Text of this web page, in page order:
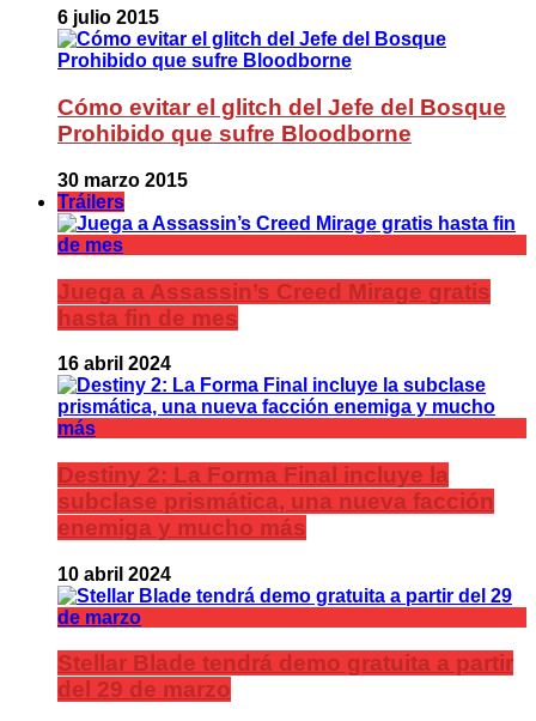
6 julio 2015
Cómo evitar el glitch del Jefe del Bosque
Prohibido que sufre Bloodborne
30 marzo 2015
Tráilers
Juega a Assassin’s Creed Mirage gratis
hasta fin de mes
16 abril 2024
Destiny 2: La Forma Final incluye la
subclase prismática, una nueva facción
enemiga y mucho más
10 abril 2024
Stellar Blade tendrá demo gratuita a partir
del 29 de marzo